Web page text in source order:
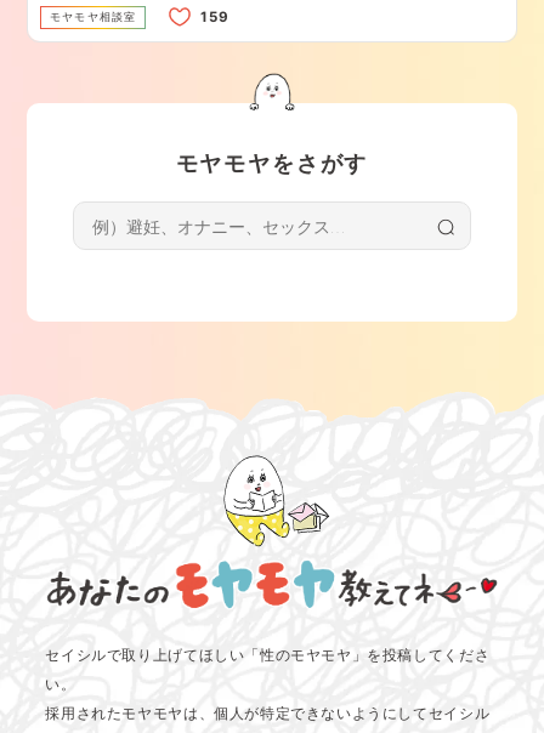
モヤモヤ相談室
モヤモヤをさがす
セイシルで取り上げてほしい「性のモヤモヤ」を投稿してくださ
い。
採用されたモヤモヤは、個人が特定できないようにしてセイシル